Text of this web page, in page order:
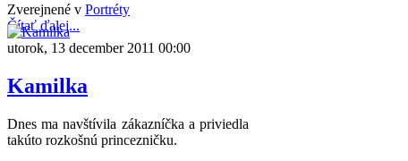
Zverejnené v Portréty
Čítať ďalej...
utorok, 13 december 2011 00:00
Kamilka
Dnes ma navštívila zákazníčka a priviedla
takúto rozkošnú princezničku.